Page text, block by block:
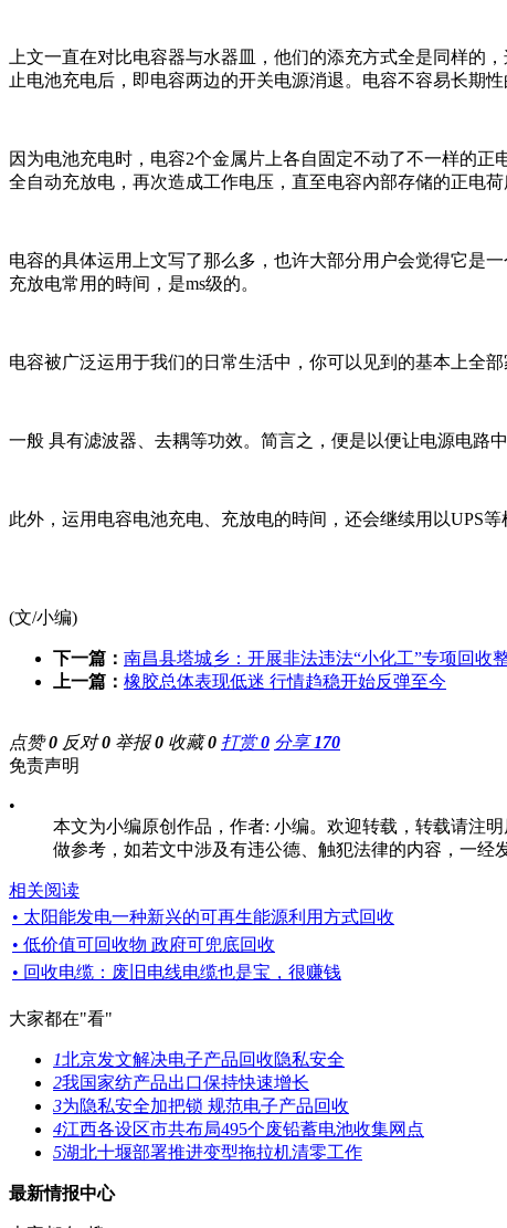
上文一直在对比电容器与水器皿，他们的添充方式全是同样的
止电池充电后，即电容两边的开关电源消退。电容不容易长期
因为电池充电时，电容2个金属片上各自固定不动了不一样的
全自动充放电，再次造成工作电压，直至电容內部存储的正电
电容的具体运用上文写了那么多，也许大部分用户会觉得它是
充放电常用的時间，是ms级的。
电容被广泛运用于我们的日常生活中，你可以见到的基本上全
一般 具有滤波器、去耦等功效。简言之，便是以便让电源电路
此外，运用电容电池充电、充放电的時间，还会继续用以UPS等
(文/小编)
下一篇： 南昌县塔城乡：开展非法违法“小化工”专项回收
上一篇： 橡胶总体表现低迷 行情趋稳开始反弹至今
点赞0 反对0 举报0 收藏0 打赏0 分享 170
免责声明
•
本文为小编原创作品，作者: 小编。欢迎转载，转载请注明
做参考，如若文中涉及有违公德、触犯法律的内容，一经
相关阅读
• 太阳能发电一种新兴的可再生能源利用方式回收
• 低价值可回收物 政府可兜底回收
• 回收电缆：废旧电线电缆也是宝，很赚钱
大家都在"看"
1北京发文解决电子产品回收隐私安全
2我国家纺产品出口保持快速增长
3为隐私安全加把锁 规范电子产品回收
4江西各设区市共布局495个废铅蓄电池收集网点
5湖北十堰部署推进变型拖拉机清零工作
最新情报中心